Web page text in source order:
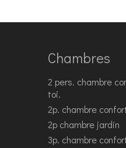
Chambres
2 pers. chambre
toi.
2p. chambre confort
2p chambre jardin
3p. chambre